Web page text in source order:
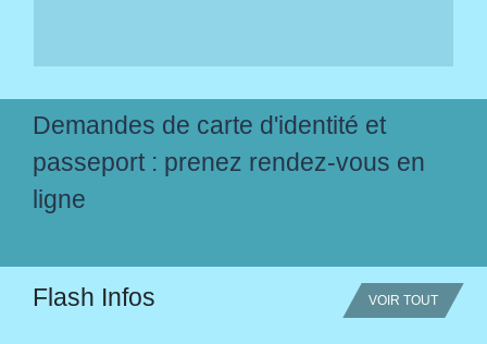
Demandes de carte d'identité et
passeport : prenez rendez-vous en
ligne
Flash Infos VOIR TOUT